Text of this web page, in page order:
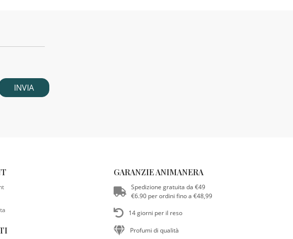
GARANZIE ANIMANERA
Spedizione gratuita da €49
€6.90 per ordini fino a €48,99
14 giorni per il reso
Profumi di qualità